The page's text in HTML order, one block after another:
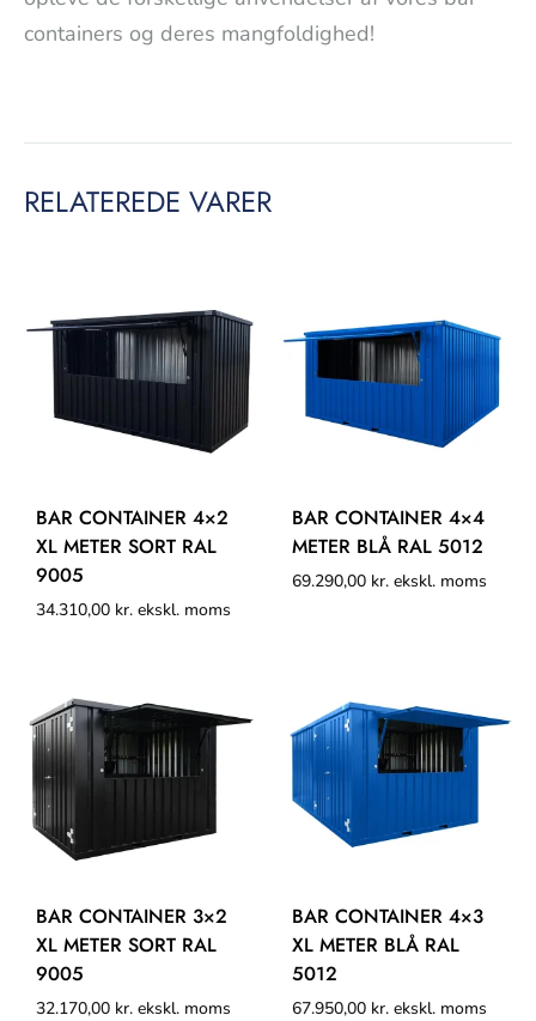
containers og deres mangfoldighed!
RELATEREDE VARER
BAR CONTAINER 4×2
XL METER SORT RAL
9005
34.310,00 kr. ekskl. moms
BAR CONTAINER 4×4
METER BLÅ RAL 5012
69.290,00 kr. ekskl. moms
BAR CONTAINER 3×2
XL METER SORT RAL
9005
32.170,00 kr. ekskl. moms
BAR CONTAINER 4×3
XL METER BLÅ RAL
5012
67.950,00 kr. ekskl. moms